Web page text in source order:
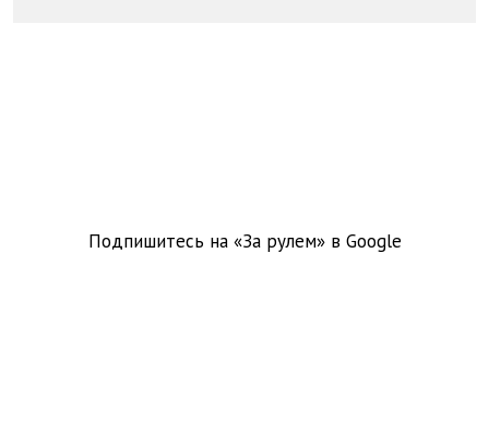
Подпишитесь на «За рулем» в Google